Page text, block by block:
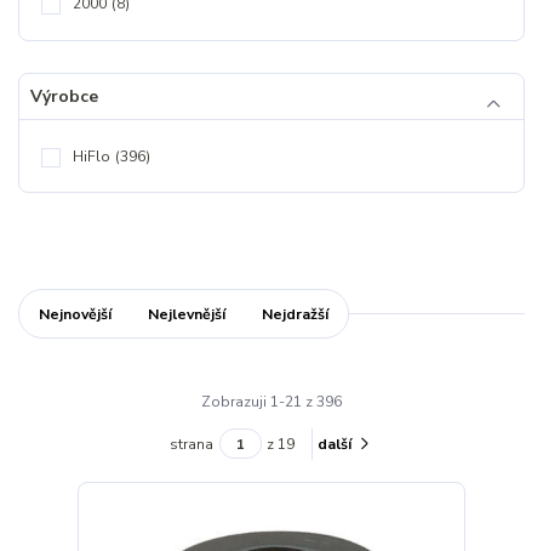
Výrobce
HiFlo (396)
Nejnovější Nejlevnější Nejdražší
Zobrazuji 1-21 z 396
strana z 19 další